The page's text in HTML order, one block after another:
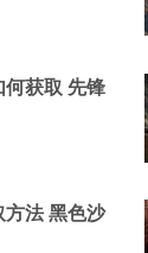
何获取 先锋
方法 黑色沙